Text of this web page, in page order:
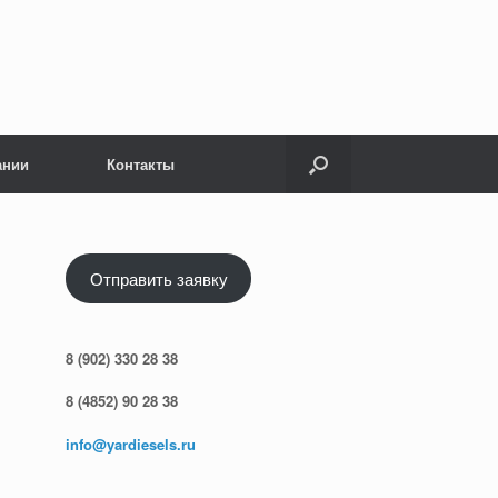
Контакты
Отправить заявку
8 (902) 330 28 38
8 (4852) 90 28 38
info@yardiesels.ru